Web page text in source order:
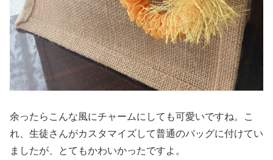
余ったらこんな風にチャームにしても可愛いですね。こ
れ、生徒さんがカスタマイズして普通のバッグに付けてい
ましたが、とてもかわいかったですよ。